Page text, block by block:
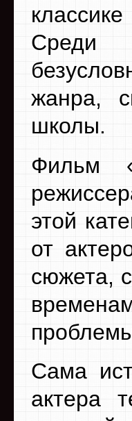
Среди
жанра,
школы.
Фильм
этой
от
сюжета,
Сама
актера